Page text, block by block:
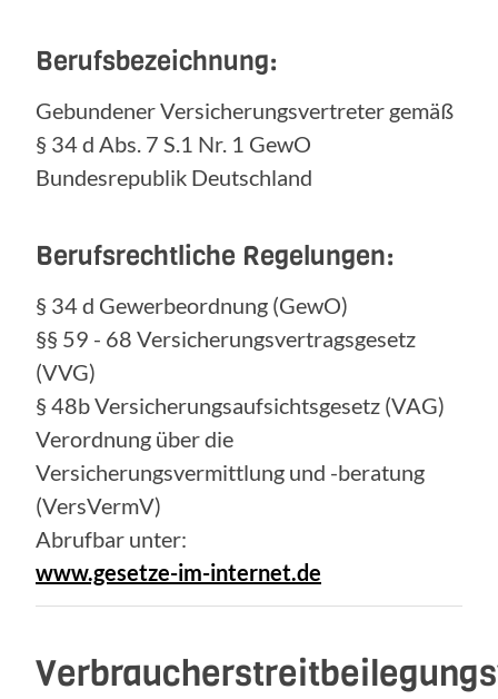
Berufsbezeichnung:
Gebundener Versicherungsvertreter gemäß
§ 34 d Abs. 7 S.1 Nr. 1 GewO
Bundesrepublik Deutschland
Berufsrechtliche Regelungen:
§ 34 d Gewerbeordnung (GewO)
§§ 59 - 68 Versicherungsvertragsgesetz
(VVG)
§ 48b Versicherungsaufsichtsgesetz (VAG)
Verordnung über die
Versicherungsvermittlung und -beratung
(VersVermV)
Abrufbar unter:
www.gesetze-im-internet.de